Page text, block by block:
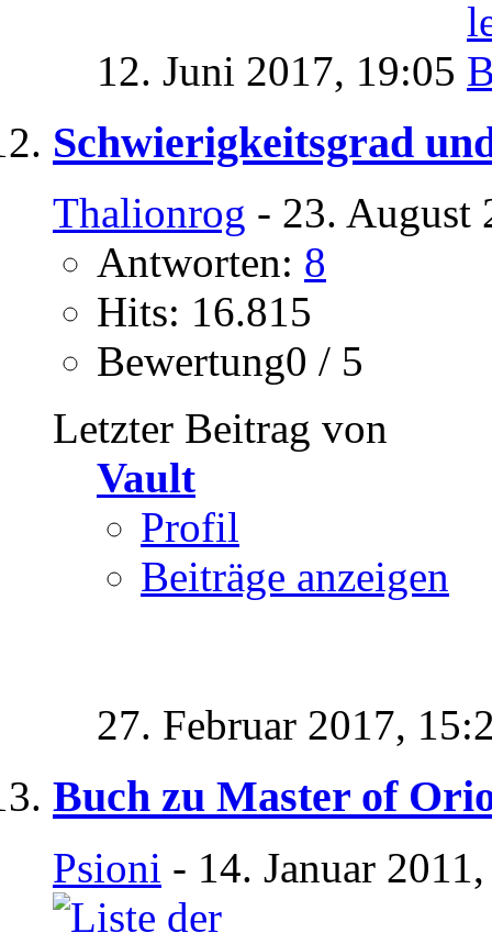
12. Juni 2017, 19:05
Schwierigkeitsgrad
Thalionrog - 23. August
Antworten: 8
Hits: 16.815
Bewertung0 / 5
Letzter Beitrag von
Vault
Profil
Beiträge anzeigen
27. Februar 2017,
Buch zu Master of
Psioni - 14. Januar